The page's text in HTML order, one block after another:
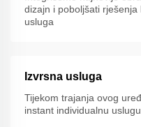
dizajn i poboljšati
usluga
Izvrsna usluga
Tijekom trajanja ovog
instant individualnu uslugu.